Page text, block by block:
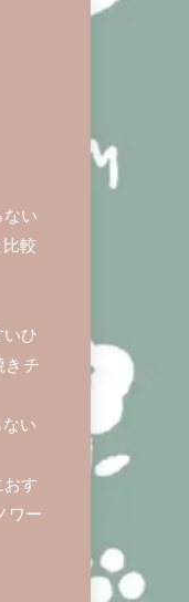
い
較
いひ
きチ
い
おす
ワー